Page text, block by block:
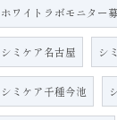
ホワイトラボモニター
シミケア名古屋 シ
シミケア千種今池